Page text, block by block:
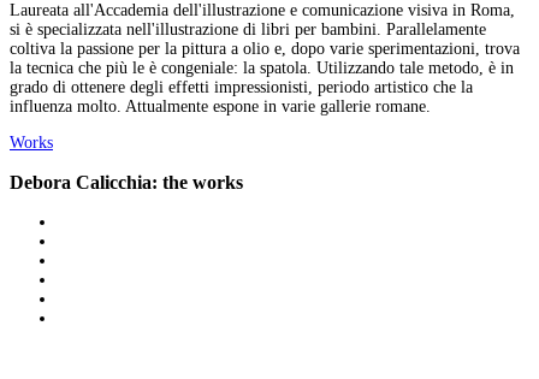
Laureata all'Accademia dell'illustrazione e comunicazione visiva in Roma,
si è specializzata nell'illustrazione di libri per bambini. Parallelamente
coltiva la passione per la pittura a olio e, dopo varie sperimentazioni, trova
la tecnica che più le è congeniale: la spatola. Utilizzando tale metodo, è in
grado di ottenere degli effetti impressionisti, periodo artistico che la
influenza molto. Attualmente espone in varie gallerie romane.
Works
Debora Calicchia: the works